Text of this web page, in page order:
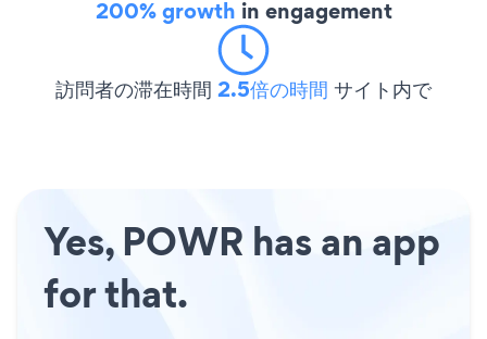
200% growth in engagement
訪問者の滞在時間 2.5倍の時間 サイト内で
Yes, POWR has an app
for that.